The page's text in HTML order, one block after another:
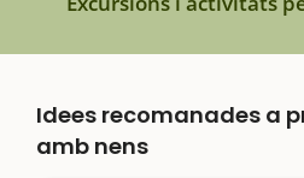
Idees recomanades a
amb nens